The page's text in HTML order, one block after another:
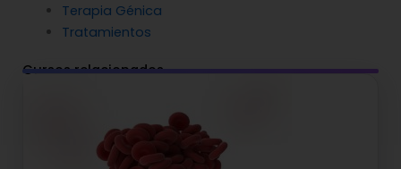
Terapia Génica
Tratamientos
Cursos relacionados